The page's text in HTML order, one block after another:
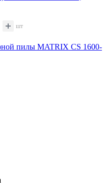
шт
пилы MATRIX CS 1600-